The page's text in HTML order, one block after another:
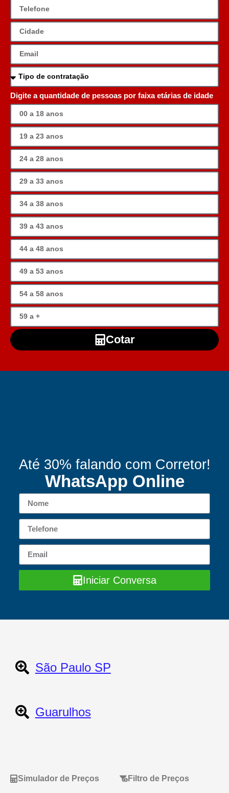
Digite a quantidade de pessoas por faixa etárias de idade
Cotar
Até 30% falando com Corretor!
WhatsApp Online
Iniciar Conversa
São Paulo SP
Guarulhos
Simulador de Preços Filtro de Preços